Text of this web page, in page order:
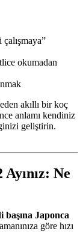
okumadan
akıllı bir koç
anlamı kendiniz
geliştirin.
Ne
başına Japonca
göre hızı